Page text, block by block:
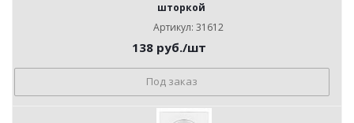
шторкой
Артикул: 31612
138 руб./шт
Под заказ